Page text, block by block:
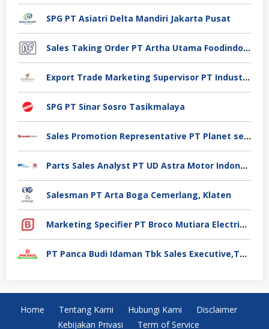
SPG PT Asiatri Delta Mandiri Jakarta Pusat
Sales Taking Order PT Artha Utama Foodindo Tangerang
Export Trade Marketing Supervisor PT Industri Jamu Dan Farmasi Sido Muncul Tbk, Jakarta
SPG PT Sinar Sosro Tasikmalaya
Sales Promotion Representative PT Planet selancar Mandiri, Pontianak
Parts Sales Analyst PT UD Astra Motor Indonesia, Jakarta Utara
Salesman PT Arta Boga Cemerlang, Klaten
Marketing Specifier PT Broco Mutiara Electrical Industry, Tangerang
PT Panca Budi Idaman Tbk Sales Executive,Tangerang
Home Tentang Kami Hubungi Kami
Disclaimer
Kebijakan Privasi
Term of Service